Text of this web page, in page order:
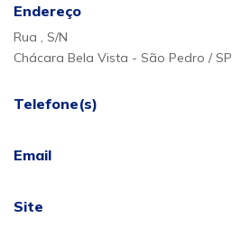
Endereço
Rua , S/N
Chácara Bela Vista - São Pedro / SP
Telefone(s)
Email
Site